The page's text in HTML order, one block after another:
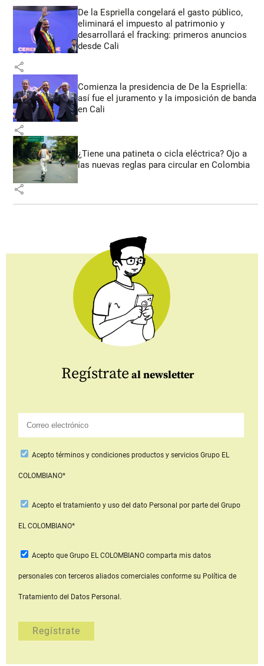
De la Espriella congelará el gasto público,
eliminará el impuesto al patrimonio y
desarrollará el fracking: primeros anuncios
desde Cali
share
Comienza la presidencia de De la Espriella:
así fue el juramento y la imposición de banda
en Cali
share
¿Tiene una patineta o cicla eléctrica? Ojo a
las nuevas reglas para circular en Colombia
share
Regístrate al newsletter
Aceptotérminos y condiciones productos y serviciosGrupo EL
COLOMBIANO*
Acepto el tratamiento y uso del dato Personal por parte del Grupo
EL COLOMBIANO*
Acepto que Grupo EL COLOMBIANOcomparta mis datos
personales con terceros aliados comerciales conforme su Política de
Tratamiento del Datos Personal.